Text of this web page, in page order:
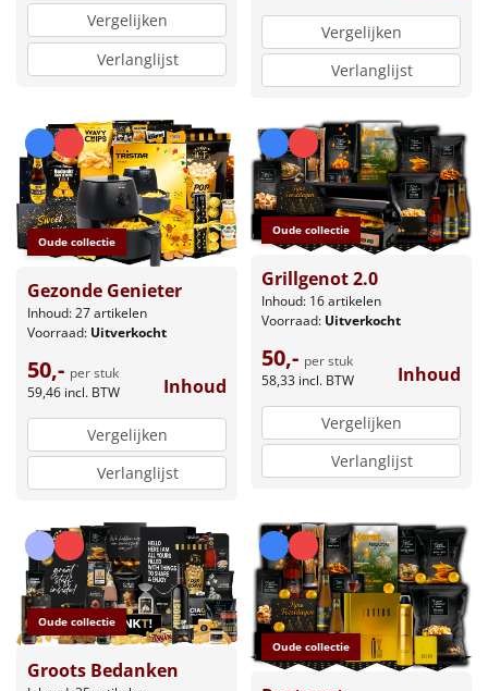
Vergelijken
Verlanglijst
Vergelijken
Verlanglijst
Oude collectie
Gezonde Genieter
Inhoud: 27 artikelen
Voorraad: Uitverkocht
50,- per stuk
59,46 incl. BTW Inhoud
Vergelijken
Verlanglijst
Oude collectie
Grillgenot 2.0
Inhoud: 16 artikelen
Voorraad: Uitverkocht
50,- per stuk
58,33 incl. BTW Inhoud
Vergelijken
Verlanglijst
Oude collectie
Groots Bedanken
Oude collectie